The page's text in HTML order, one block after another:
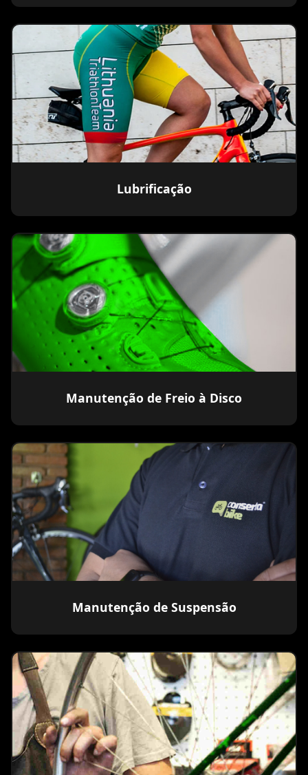
Lubrificação
Manutenção de Freio à Disco
Manutenção de Suspensão